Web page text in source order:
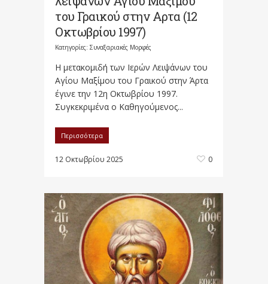
του Γραικού στην Αρτα (12
Οκτωβρίου 1997)
Κατηγορίες: Συναξαριακές Μορφές
Η μετακομιδή των Ιερών Λειψάνων του
Αγίου Μαξίμου του Γραικού στην Άρτα
έγινε την 12η Οκτωβρίου 1997.
Συγκεκριμένα ο Καθηγούμενος...
Περισσότερα
12 Οκτωβρίου 2025 0